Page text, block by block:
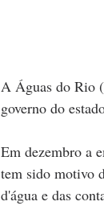
A Águas do Rio
governo do
Em dezembro a
tem sido motivo
d'água e das